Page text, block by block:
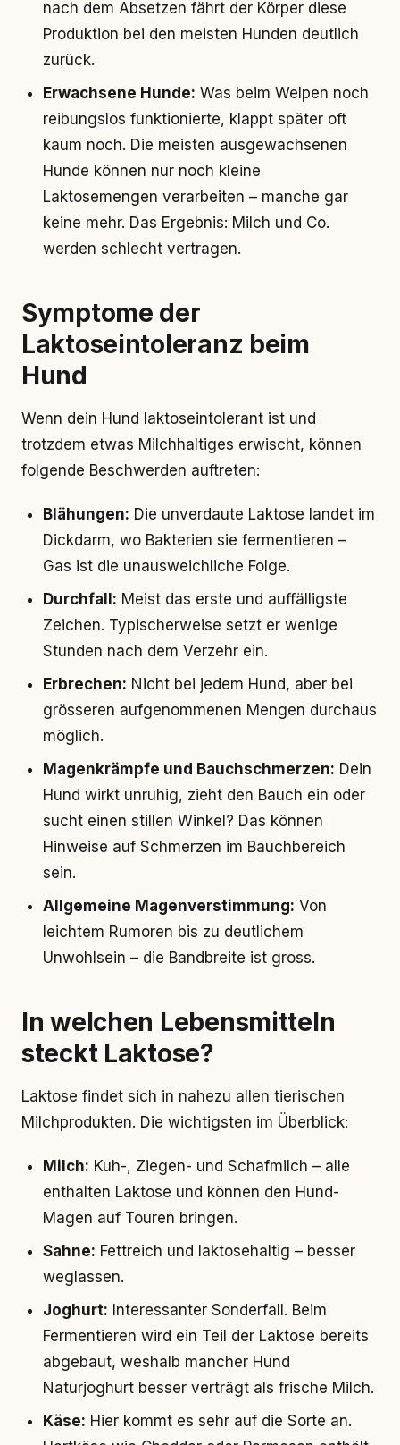
nach dem Absetzen fährt der Körper diese
Produktion bei den meisten Hunden deutlich
zurück.
Erwachsene Hunde: Was beim Welpen noch
reibungslos funktionierte, klappt später oft
kaum noch. Die meisten ausgewachsenen
Hunde können nur noch kleine
Laktosemengen verarbeiten – manche gar
keine mehr. Das Ergebnis: Milch und Co.
werden schlecht vertragen.
Symptome der
Laktoseintoleranz beim
Hund
Wenn dein Hund laktoseintolerant ist und
trotzdem etwas Milchhaltiges erwischt, können
folgende Beschwerden auftreten:
Blähungen: Die unverdaute Laktose landet im
Dickdarm, wo Bakterien sie fermentieren –
Gas ist die unausweichliche Folge.
Durchfall: Meist das erste und auffälligste
Zeichen. Typischerweise setzt er wenige
Stunden nach dem Verzehr ein.
Erbrechen: Nicht bei jedem Hund, aber bei
grösseren aufgenommenen Mengen durchaus
möglich.
Magenkrämpfe und Bauchschmerzen: Dein
Hund wirkt unruhig, zieht den Bauch ein oder
sucht einen stillen Winkel? Das können
Hinweise auf Schmerzen im Bauchbereich
sein.
Allgemeine Magenverstimmung: Von
leichtem Rumoren bis zu deutlichem
Unwohlsein – die Bandbreite ist gross.
In welchen Lebensmitteln
steckt Laktose?
Laktose findet sich in nahezu allen tierischen
Milchprodukten. Die wichtigsten im Überblick:
Milch: Kuh-, Ziegen- und Schafmilch – alle
enthalten Laktose und können den Hund-
Magen auf Touren bringen.
Sahne: Fettreich und laktosehaltig – besser
weglassen.
Joghurt: Interessanter Sonderfall. Beim
Fermentieren wird ein Teil der Laktose bereits
abgebaut, weshalb mancher Hund
Naturjoghurt besser verträgt als frische Milch.
Käse: Hier kommt es sehr auf die Sorte an.